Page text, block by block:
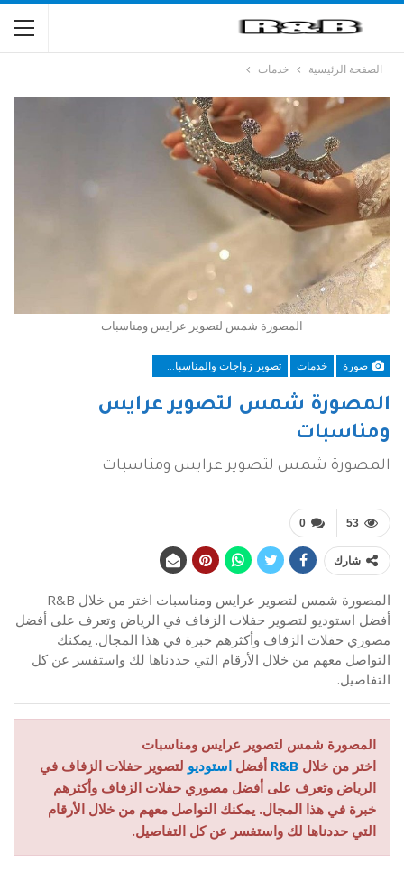
الصفحة الرئيسية خدمات
المصورة شمس لتصوير عرايس ومناسبات
صورة خدمات
المصورة شمس لتصوير عرايس
ومناسبات
المصورة شمس لتصوير عرايس ومناسبات
0 53
شارك
المصورة شمس لتصوير عرايس ومناسبات اختر من خلال R&B
أفضل استوديو لتصوير حفلات الزفاف في الرياض وتعرف على أفضل
مصوري حفلات الزفاف وأكثرهم خبرة في هذا المجال. يمكنك
التواصل معهم من خلال الأرقام التي حددناها لك واستفسر عن كل
التفاصيل.
المصورة شمس لتصوير عرايس ومناسبات
اختر من خلال R&B أفضل استوديو لتصوير حفلات الزفاف في
الرياض وتعرف على أفضل مصوري حفلات الزفاف وأكثرهم
خبرة في هذا المجال. يمكنك التواصل معهم من خلال الأرقام
التي حددناها لك واستفسر عن كل التفاصيل.